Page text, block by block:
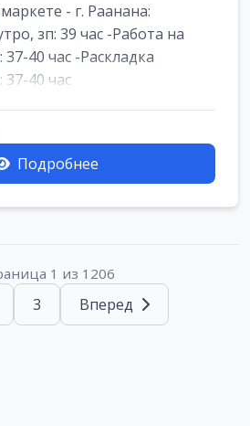
- г. Раанана:
зп: 39 час -Работа на
40 час -Раскладка
40 час
Подробнее
1 из 1206
3 Вперед